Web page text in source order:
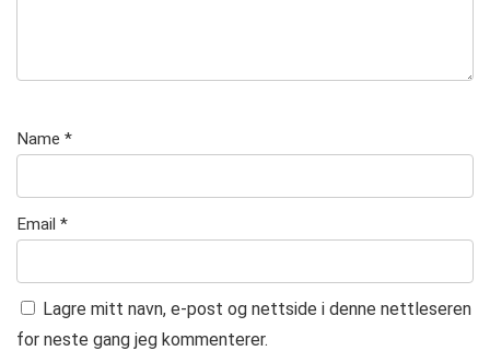
Name *
Email *
Lagre mitt navn, e-post og nettside i denne nettleseren
for neste gang jeg kommenterer.